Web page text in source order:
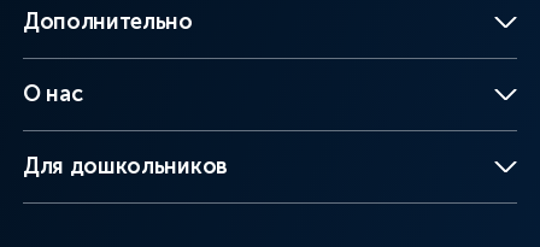
Дополнительно
О нас
Для дошкольников